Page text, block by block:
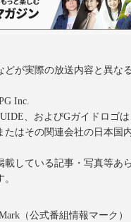
どが実際の放送内容と異な
Inc.
、およびGガイドロゴ
たはその関連会社の日本国
載している記事・写真等あ
（公式番組情報マーク）